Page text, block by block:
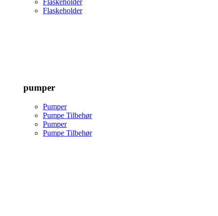
Flaskeholder
pumper
Pumper
Pumpe Tilbehør
Pumper
Pumpe Tilbehør